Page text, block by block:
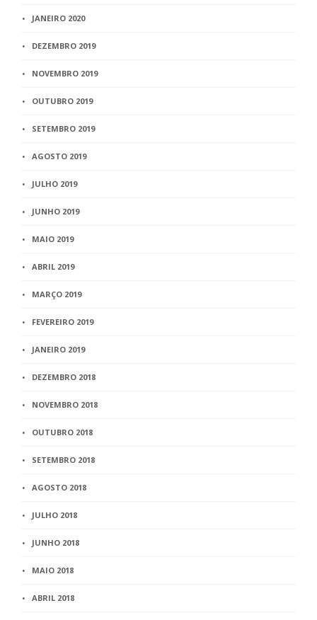
JANEIRO 2020
DEZEMBRO 2019
NOVEMBRO 2019
OUTUBRO 2019
SETEMBRO 2019
AGOSTO 2019
JULHO 2019
JUNHO 2019
MAIO 2019
ABRIL 2019
MARÇO 2019
FEVEREIRO 2019
JANEIRO 2019
DEZEMBRO 2018
NOVEMBRO 2018
OUTUBRO 2018
SETEMBRO 2018
AGOSTO 2018
JULHO 2018
JUNHO 2018
MAIO 2018
ABRIL 2018